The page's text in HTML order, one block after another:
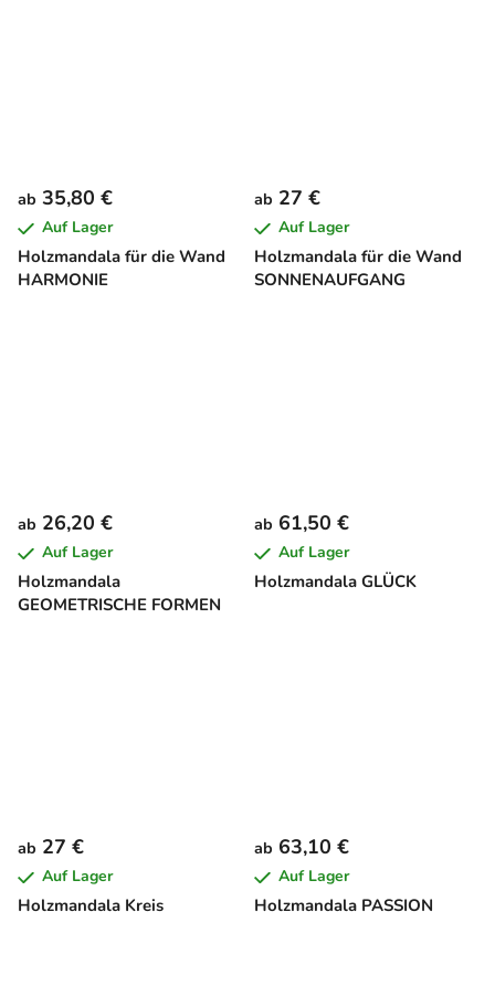
Holzmandala für die Wand
HARMONIE
ab 35,80 €
Auf Lager
Holzmandala für die Wand
SONNENAUFGANG
ab 27 €
Auf Lager
Holzmandala
GEOMETRISCHE FORMEN
ab 26,20 €
Auf Lager
Holzmandala GLÜCK
ab 61,50 €
Auf Lager
Holzmandala Kreis
ab 27 €
Auf Lager
Holzmandala PASSION
ab 63,10 €
Auf Lager